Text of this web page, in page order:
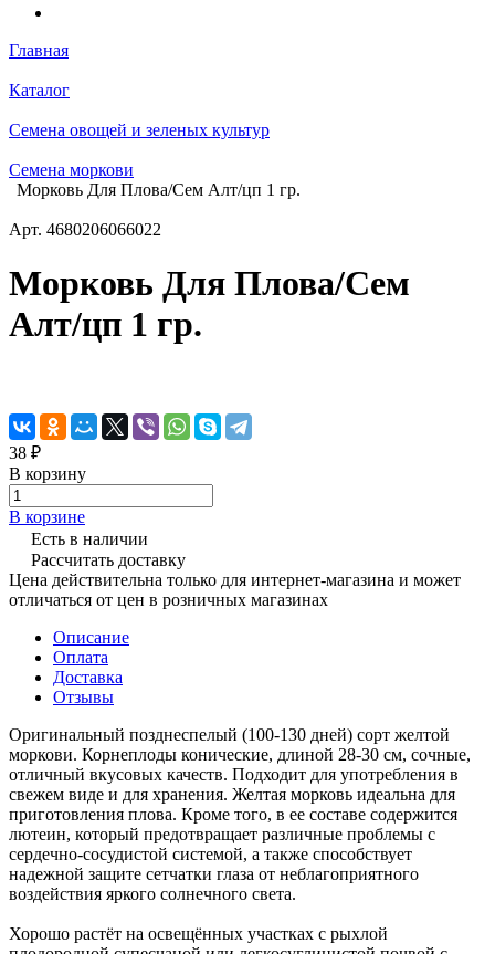
Главная
Каталог
Семена овощей и зеленых культур
Семена моркови
Морковь Для Плова/Сем Алт/цп 1 гр.
Арт. 4680206066022
Морковь Для Плова/Сем
Алт/цп 1 гр.
38 ₽
В корзину
В корзине
Есть в наличии
Рассчитать доставку
Цена действительна только для интернет-магазина и может
отличаться от цен в розничных магазинах
Описание
Оплата
Доставка
Отзывы
Оригинальный позднеспелый (100-130 дней) сорт желтой
моркови. Корнеплоды конические, длиной 28-30 см, сочные,
отличный вкусовых качеств. Подходит для употребления в
свежем виде и для хранения. Желтая морковь идеальна для
приготовления плова. Кроме того, в ее составе содержится
лютеин, который предотвращает различные проблемы с
сердечно-сосудистой системой, а также способствует
надежной защите сетчатки глаза от неблагоприятного
воздействия яркого солнечного света.
Хорошо растёт на освещённых участках с рыхлой